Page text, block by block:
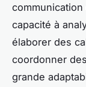
capacité à
élaborer des
coordonner
grande